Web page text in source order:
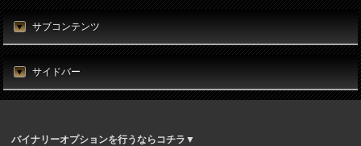
サブコンテンツ
サイドバー
バイナリーオプションを行うならコチラ▼